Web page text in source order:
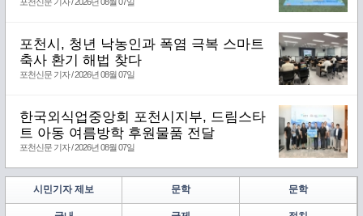
포천시, 청년 낙농인과 폭염 극복 스마트
축사 환기 해법 찾다
포천신문 기자 / 2026년 08월 07일
한국외식업중앙회 포천시지부, 드림스타
트 아동 여름방학 후원물품 전달
포천신문 기자 / 2026년 08월 07일
시민기자 제보 문학 문학